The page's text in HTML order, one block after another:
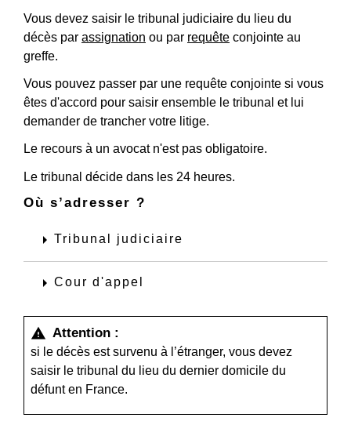
Vous devez saisir le tribunal judiciaire du lieu du
décès par assignation ou par requête conjointe au
greffe.
Vous pouvez passer par une requête conjointe si vous
êtes d'accord pour saisir ensemble le tribunal et lui
demander de trancher votre litige.
Le recours à un avocat n'est pas obligatoire.
Le tribunal décide dans les 24 heures.
Où s’adresser ?
arrow_right Tribunal judiciaire
arrow_right Cour d'appel
warning Attention :
si le décès est survenu à l’étranger, vous devez
saisir le tribunal du lieu du dernier domicile du
défunt en France.